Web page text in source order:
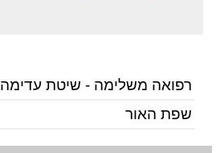
רפואה משלימה - שיטת עדימה
שפת האור